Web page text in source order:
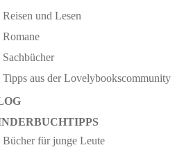
Reisen und Lesen
Romane
Sachbücher
Tipps aus der Lovelybookscommunity
Bücher für junge Leute